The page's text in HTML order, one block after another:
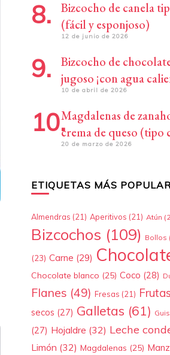
Bizcocho de canela
(fácil y esponjoso)
12 de junio de 2026
Bizcocho de
jugoso ¡con agua
10 de abril de 2026
Magdalenas de
crema de queso (tipo
20 de marzo de 2026
ETIQUETAS MÁS
Almendras (21) Aperitivos (21) Atún
Bizcochos (109) Bollos
(23) Carne (29)
Chocolate blanco (25) Coco (28)
Flanes (49) Fresas (21) Frutas
secos (27) Galletas (61)
(27) Hojaldre (32) Leche
Limón (32) Magdalenas (25)